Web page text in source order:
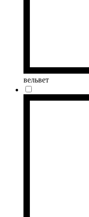
вельвет